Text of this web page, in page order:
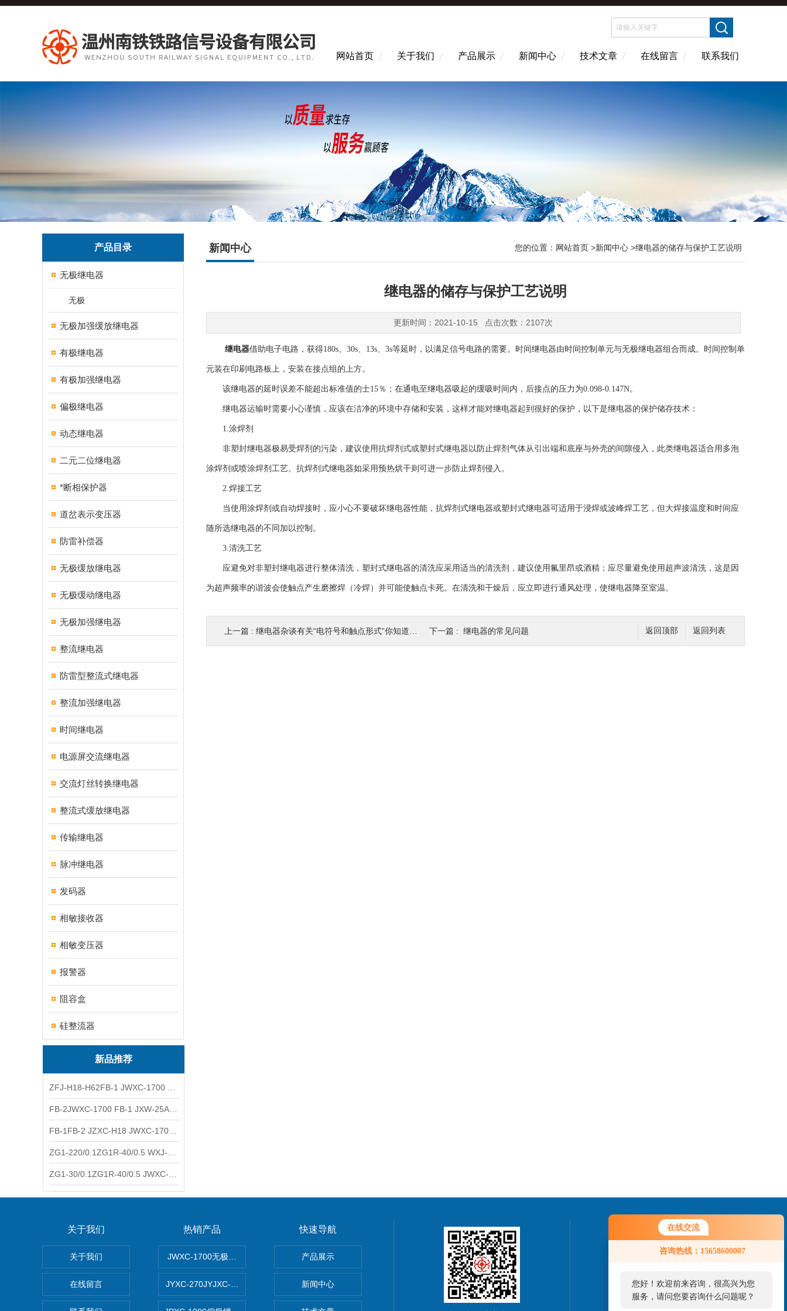
在线交流
咨询热线：15658600007
您好！欢迎前来咨询，很高兴为您
服务，请问您要咨询什么问题呢？
网站首页 关于我们 产品展示 新闻中心 技术文章 在线留言 联系我们
产品目录
无极继电器
无极
无极加强缓放继电器
有极继电器
有极加强继电器
偏极继电器
动态继电器
二元二位继电器
*断相保护器
道岔表示变压器
防雷补偿器
无极缓放继电器
无极缓动继电器
无极加强继电器
整流继电器
防雷型整流式继电器
整流加强继电器
时间继电器
电源屏交流继电器
交流灯丝转换继电器
整流式缓放继电器
传输继电器
脉冲继电器
发码器
相敏接收器
相敏变压器
报警器
阻容盒
硅整流器
新品推荐
新闻中心 您的位置： 网站首页 >新闻中心 >继电器的储存与保护工艺说明
继电器的储存与保护工艺说明
更新时间：2021-10-15 点击次数：2107次
继电器借助电子电路，获得180s、30s、13s、3s等延时，以满足信号电路的需要。时间继电器由时间控制单元与无极继电器组合而成。时间控制单
元装在印刷电路板上，安装在接点组的上方。
该继电器的延时误差不能超出标准值的士15％；在通电至继电器吸起的缓吸时间内，后接点的压力为0.098-0.147N。
继电器运输时需要小心谨慎，应该在洁净的环境中存储和安装，这样才能对继电器起到很好的保护，以下是继电器的保护储存技术：
1.涂焊剂
非塑封继电器极易受焊剂的污染，建议使用抗焊剂式或塑封式继电器以防止焊剂气体从引出端和底座与外壳的间隙侵入，此类继电器适合用多泡
涂焊剂或喷涂焊剂工艺。抗焊剂式继电器如采用预热烘干则可进一步防止焊剂侵入。
2.焊接工艺
当使用涂焊剂或自动焊接时，应小心不要破坏继电器性能，抗焊剂式继电器或塑封式继电器可适用于浸焊或波峰焊工艺，但大焊接温度和时间应
随所选继电器的不同加以控制。
3.清洗工艺
应避免对非塑封继电器进行整体清洗，塑封式继电器的清洗应采用适当的清洗剂，建议使用氟里昂或酒精；应尽量避免使用超声波清洗，这是因
为超声频率的谐波会使触点产生磨擦焊（冷焊）并可能使触点卡死。在清洗和干燥后，应立即进行通风处理，使继电器降至室温。
返回列表
返回顶部
上一篇 : 继电器杂谈有关“电符号和触点形式”你知道吗？ 下一篇 : 继电器的常见问题
关于我们
关于我们
在线留言
热销产品
JWXC-1700无极继电器
JYXC-270JYJXC-135/220 DBQ-S 有极继电器
快速导航
产品展示
新闻中心
联系我们
0577-61788222